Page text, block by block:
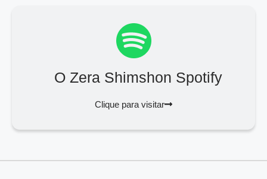
O Zera Shimshon Spotify
Clique para visitar